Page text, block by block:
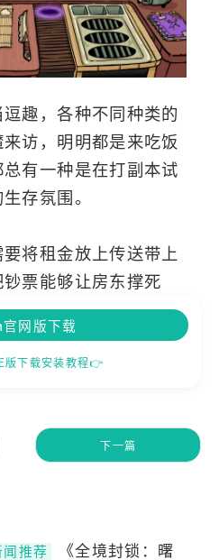
趣，各种不同种类的
访，明明都是来吃饭
有一种是在打副本试
存氛围。
将租金放上传送带上
票能够让房东撑死
网版下载
下载安装教程👉
下一篇
闻推荐 《全境封锁：曙